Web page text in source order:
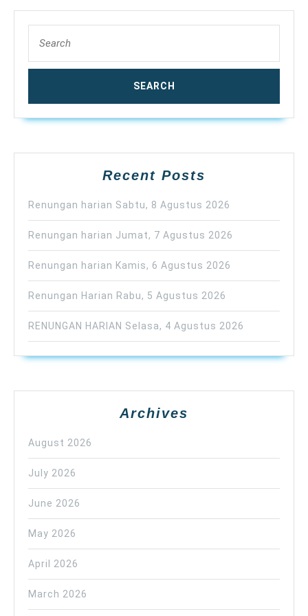
for:
Recent Posts
Renungan harian Sabtu, 8 Agustus 2026
Renungan harian Jumat, 7 Agustus 2026
Renungan harian Kamis, 6 Agustus 2026
Renungan Harian Rabu, 5 Agustus 2026
RENUNGAN HARIAN Selasa, 4 Agustus 2026
Archives
August 2026
July 2026
June 2026
May 2026
April 2026
March 2026